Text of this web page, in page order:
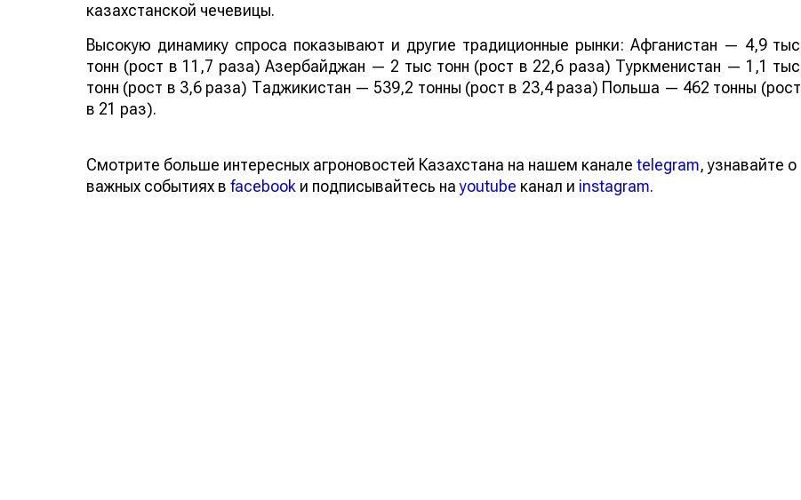
казахстанской чечевицы.
Высокую динамику спроса показывают и другие традиционные рынки: Афганистан — 4,9 тыс
тонн (рост в 11,7 раза) Азербайджан — 2 тыс тонн (рост в 22,6 раза) Туркменистан — 1,1 тыс
тонн (рост в 3,6 раза) Таджикистан — 539,2 тонны (рост в 23,4 раза) Польша — 462 тонны (рост
в 21 раз).
Смотрите больше интересных агроновостей Казахстана на нашем канале telegram, узнавайте о
важных событиях в facebook и подписывайтесь наyoutube канал и instagram.